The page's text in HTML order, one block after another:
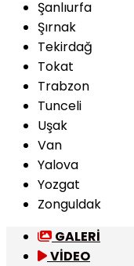
Şanlıurfa
Şırnak
Tekirdağ
Tokat
Trabzon
Tunceli
Uşak
Van
Yalova
Yozgat
Zonguldak
GALERİ
VİDEO